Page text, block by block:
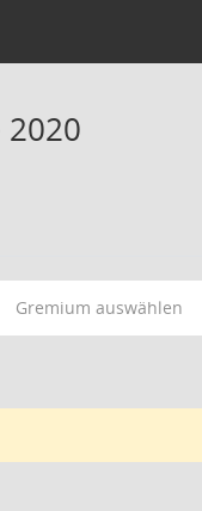
Gremium auswählen